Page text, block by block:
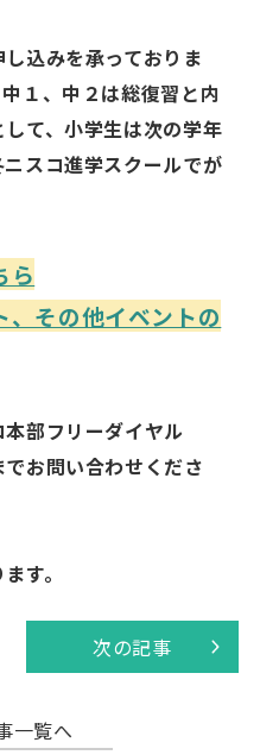
込みを承っておりま
１、中２は総復習と内
て、小学生は次の学年
スコ進学スクールでが
ら
その他イベントの
部フリーダイヤル
でお問い合わせくださ
す。
一覧へ
次の記事